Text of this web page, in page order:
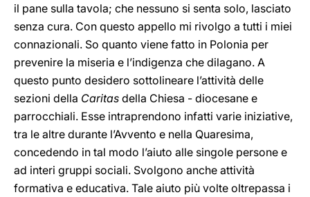
il pane sulla tavola; che nessuno si senta solo, lasciato
senza cura. Con questo appello mi rivolgo a tutti i miei
connazionali. So quanto viene fatto in Polonia per
prevenire la miseria e l’indigenza che dilagano. A
questo punto desidero sottolineare l’attività delle
sezioni della Caritas della Chiesa - diocesane e
parrocchiali. Esse intraprendono infatti varie iniziative,
tra le altre durante l’Avvento e nella Quaresima,
concedendo in tal modo l’aiuto alle singole persone e
ad interi gruppi sociali. Svolgono anche attività
formativa e educativa. Tale aiuto più volte oltrepassa i